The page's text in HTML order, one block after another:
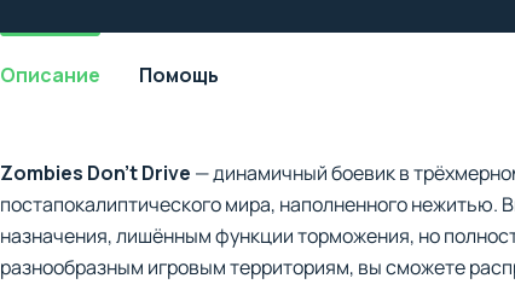
Описание Помощь
Zombies Don't Drive — динамичный боевик в
постапокалиптического мира, наполненного
назначения, лишённым функции торможения, но
разнообразным игровым территориям, вы сможете